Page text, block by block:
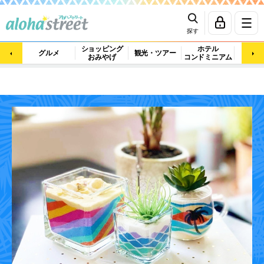
探す
グルメ
ショッピング
おみやげ
観光・ツアー
ホテル
コンドミニアム
マッ